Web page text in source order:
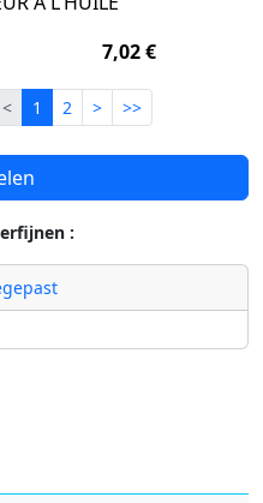
:
7,02 €
<Vorige
1 Lopende
2 >Volgende
>>Laatste